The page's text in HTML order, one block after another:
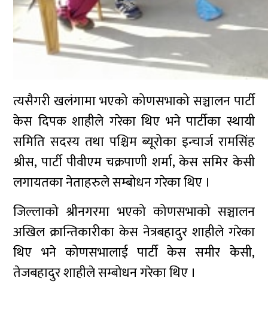
त्यसैगरी खलंगामा भएको कोणसभाको सञ्चालन पार्टी
केस दिपक शाहीले गरेका थिए भने पार्टीका स्थायी
समिति सदस्य तथा पश्चिम ब्यूरोका इन्चार्ज रामसिंह
श्रीस, पार्टी पीवीएम चक्रपाणी शर्मा, केस समिर केसी
लगायतका नेताहरुले सम्बोधन गरेका थिए ।
जिल्लाको श्रीनगरमा भएको कोणसभाको सञ्चालन
अखिल क्रान्तिकारीका केस नेत्रबहादुर शाहीले गरेका
थिए भने कोणसभालाई पार्टी केस समीर केसी,
तेजबहादुर शाहीले सम्बोधन गरेका थिए ।